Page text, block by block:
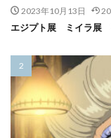
2023年10月13日
エジプト展 ミイラ展